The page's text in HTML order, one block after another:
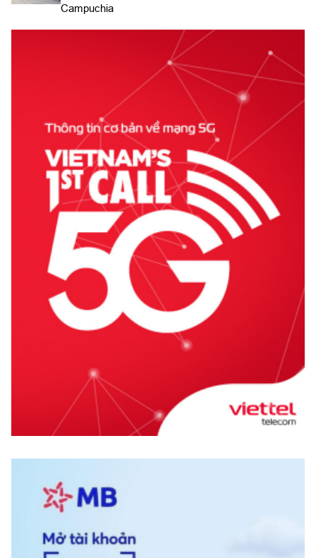
Campuchia